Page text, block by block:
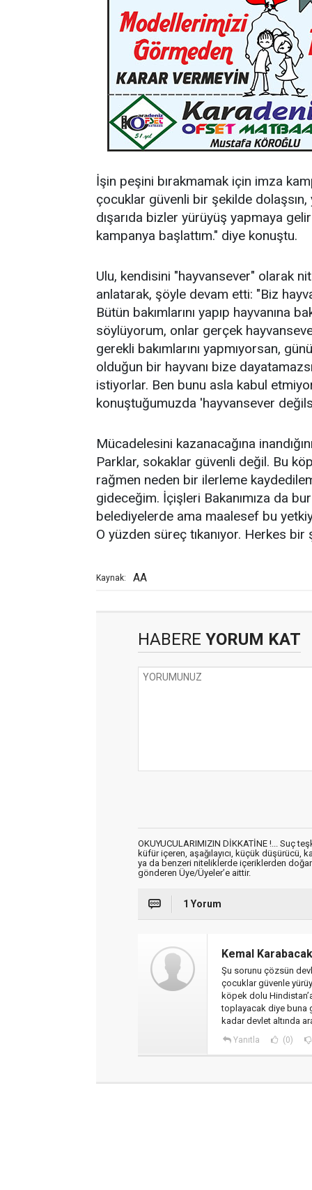
İşin peşini bırakmamak için imza
çocuklar güvenli bir şekilde dolaşsın,
dışarıda bizler yürüyüş yapmaya
kampanya başlattım." diye konuştu.
Ulu, kendisini "hayvansever" olarak
anlatarak, şöyle devam etti: "Biz
Bütün bakımlarını yapıp hayvanına
söylüyorum, onlar gerçek
gerekli bakımlarını yapmıyorsan,
olduğun bir hayvanı bize
istiyorlar. Ben bunu asla kabul
konuştuğumuzda 'hayvansever
Mücadelesini kazanacağına
Parklar, sokaklar güvenli değil. Bu
rağmen neden bir ilerleme
gideceğim. İçişleri Bakanımıza da
belediyelerde ama maalesef bu
O yüzden süreç tıkanıyor. Herkes
Kaynak: AA
HABERE YORUM KAT
OKUYUCULARIMIZIN DİKKATİNE !... Suç
küfür içeren, aşağılayıcı, küçük düşürücü,
ya da benzeri niteliklerde içeriklerden
gönderen Üye/Üyeler’e aittir.
1 Yorum
Kemal
Şu sorunu çözsün
çocuklar güvenle
köpek dolu
toplayacak diye buna
kadar devlet altında
Yanıtla (0)